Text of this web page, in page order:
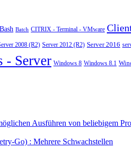
Bash Batch CITRIX - Terminal - VMware
2008 (R2) Server 2012 (R2) Server 2016
- Server Windows 8 Windows 8.1
Ausführen von beliebigem
Go) : Mehrere Schwachstellen